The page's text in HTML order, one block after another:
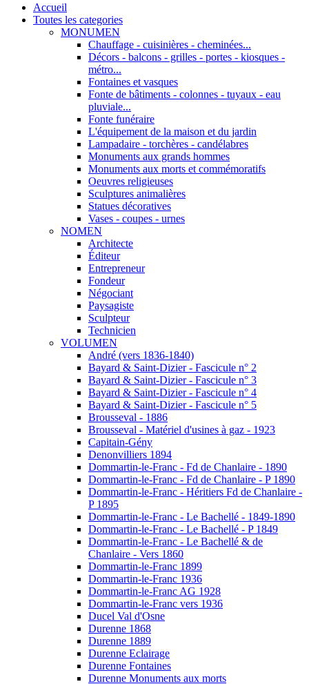
Accueil
Toutes les categories
MONUMEN
Chauffage - cuisinières - cheminées...
Décors - balcons - grilles - portes - kiosques -
métro...
Fontaines et vasques
Fonte de bâtiments - colonnes - tuyaux - eau
pluviale...
Fonte funéraire
L'équipement de la maison et du jardin
Lampadaire - torchères - candélabres
Monuments aux grands hommes
Monuments aux morts et commémoratifs
Oeuvres religieuses
Sculptures animalières
Statues décoratives
Vases - coupes - urnes
NOMEN
Architecte
Éditeur
Entrepreneur
Fondeur
Négociant
Paysagiste
Sculpteur
Technicien
VOLUMEN
André (vers 1836-1840)
Bayard & Saint-Dizier - Fascicule n° 2
Bayard & Saint-Dizier - Fascicule n° 3
Bayard & Saint-Dizier - Fascicule n° 4
Bayard & Saint-Dizier - Fascicule n° 5
Brousseval - 1886
Brousseval - Matériel d'usines à gaz - 1923
Capitain-Gény
Denonvilliers 1894
Dommartin-le-Franc - Fd de Chanlaire - 1890
Dommartin-le-Franc - Fd de Chanlaire - P 1890
Dommartin-le-Franc - Héritiers Fd de Chanlaire -
P 1895
Dommartin-le-Franc - Le Bachellé - 1849-1890
Dommartin-le-Franc - Le Bachellé - P 1849
Dommartin-le-Franc - Le Bachellé & de
Chanlaire - Vers 1860
Dommartin-le-Franc 1899
Dommartin-le-Franc 1936
Dommartin-le-Franc AG 1928
Dommartin-le-Franc vers 1936
Ducel Val d'Osne
Durenne 1868
Durenne 1889
Durenne Eclairage
Durenne Fontaines
Durenne Monuments aux morts